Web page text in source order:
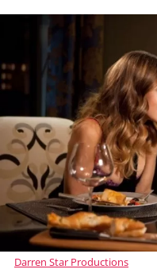
Darren Star Productions